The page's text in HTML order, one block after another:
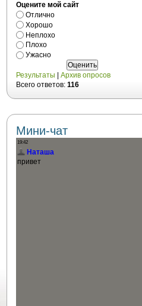
Оцените мой сайт
Отлично
Хорошо
Неплохо
Плохо
Ужасно
Результаты
Архив опросов
Всего ответов: 116
Мини-чат